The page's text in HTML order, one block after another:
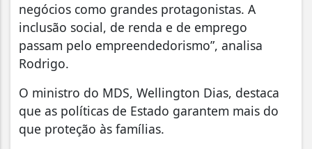
negócios como grandes protagonistas. A
inclusão social, de renda e de emprego
passam pelo empreendedorismo”, analisa
Rodrigo.
O ministro do MDS, Wellington Dias, destaca
que as políticas de Estado garantem mais do
que proteção às famílias.